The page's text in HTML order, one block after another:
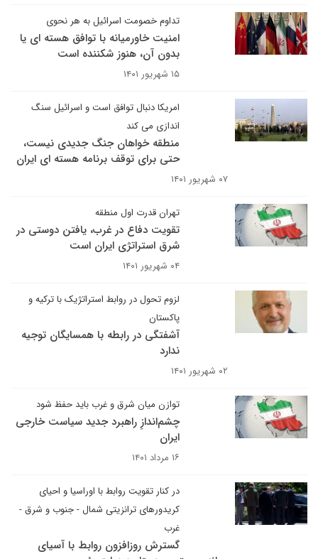
تداوم خصومت اسرائیل به هر نحوی
امنیت خاورمیانه با توافق هسته ای یا
بدون آن، هنوز شکننده است
۱۵ شهریور ۱۴۰۱
امریکا دنبال توافق است و اسرائیل سنگ
اندازی می کند
منطقه خواهان جنگ جدیدی نیست،
حتی برای توقف برنامه هسته ای ایران
۰۷ شهریور ۱۴۰۱
تهران قدرت اول منطقه
تقویت دفاع در غرب، یافتن دوستی در
شرق استراتژی ایران است
۰۴ شهریور ۱۴۰۱
لزوم تحول در روابط استراتژیک با ترکیه و
پاکستان
آشفتگی در رابطه با همسایگان توجیه
ندارد
۰۲ شهریور ۱۴۰۱
توازن میان شرق و غرب باید حفظ شود
چشم‌اندازِ راهبرد جدید سیاست خارجی
ایران
۱۶ مرداد ۱۴۰۱
در کنار تقویت روابط با اوراسیا و احیای
کریدورهای ترانزیتی شمال - جنوب و شرق -
غرب
گسترش روزافزون روابط با آسیای